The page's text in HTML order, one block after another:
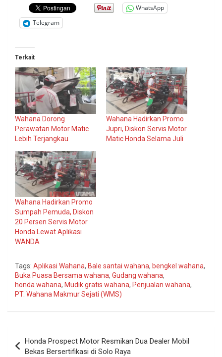
WhatsApp
Telegram
Terkait
Wahana Dorong
Perawatan Motor Matic
Lebih Terjangkau
Wahana Hadirkan Promo
Jupri, Diskon Servis Motor
Matic Honda Selama Juli
Wahana Hadirkan Promo
Sumpah Pemuda, Diskon
20 Persen Servis Motor
Honda Lewat Aplikasi
WANDA
Tags: Aplikasi Wahana, Bale santai wahana, bengkel wahana,
Buka Puasa Bersama wahana, Gudang wahana,
honda wahana, Mudik gratis wahana, Penjualan wahana,
PT. Wahana Makmur Sejati (WMS)
pos
Honda Prospect Motor Resmikan Dua Dealer Mobil
Bekas Bersertifikasi di Solo Raya